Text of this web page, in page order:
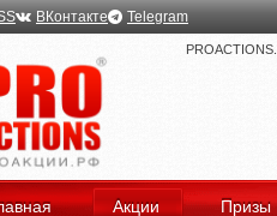
ВКонтакте Telegram
Акции Призы